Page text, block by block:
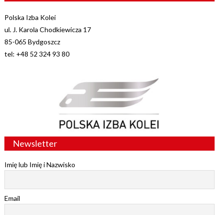
Polska Izba Kolei
ul. J. Karola Chodkiewicza 17
85-065 Bydgoszcz
tel: +48 52 324 93 80
Newsletter
Imię lub Imię i Nazwisko
Email